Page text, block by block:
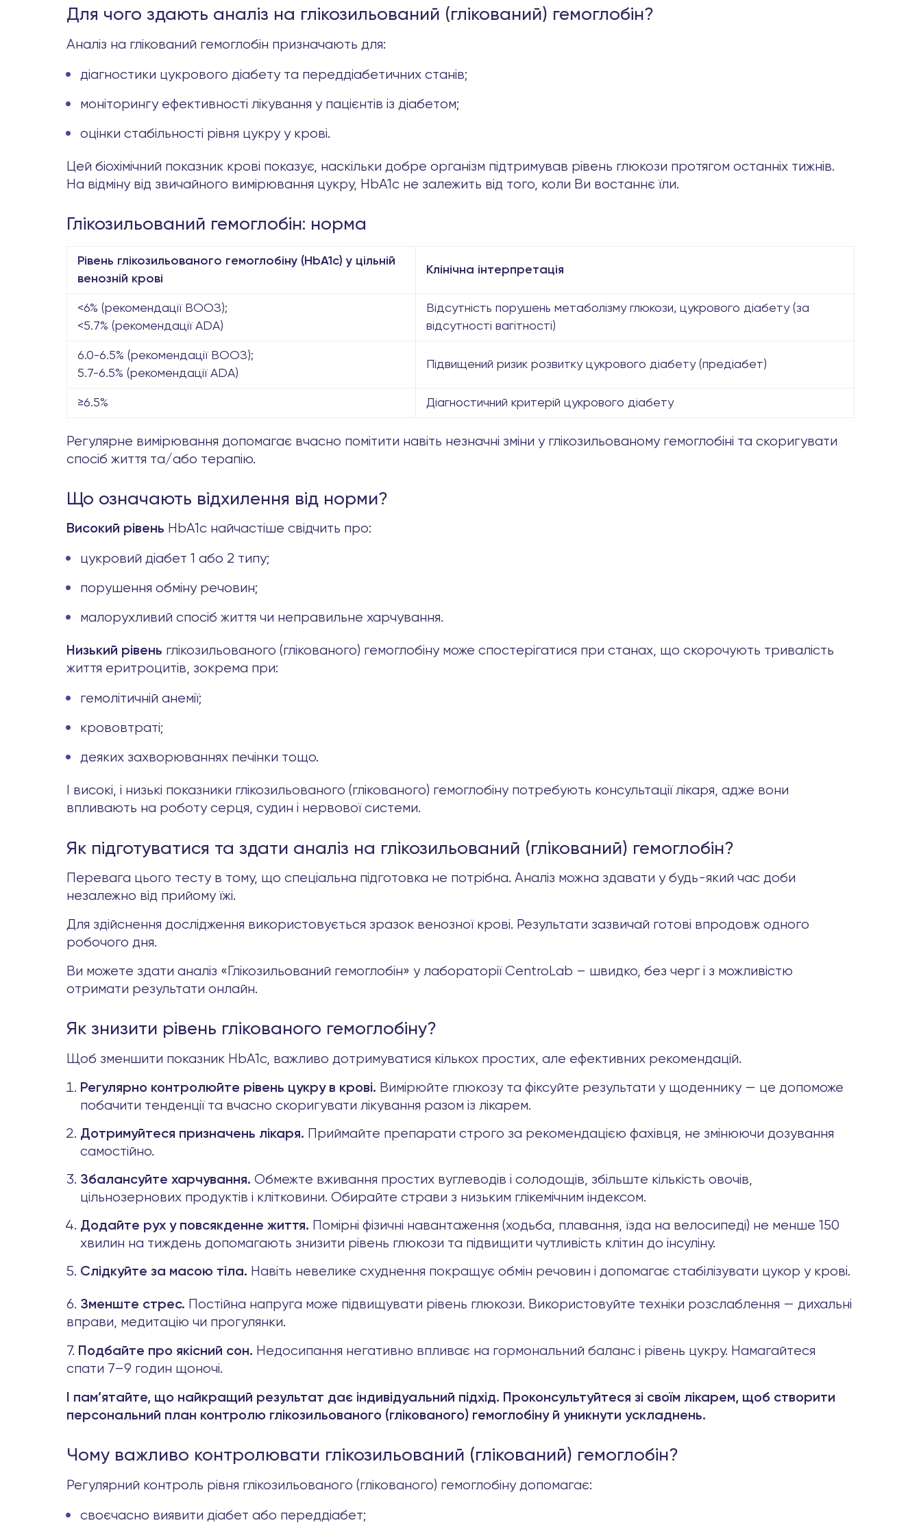
Для чого здають аналіз на глікозильований (глікований) гемоглобін?
Аналіз на глікований гемоглобін призначають для:
діагностики цукрового діабету та переддіабетичних станів;
моніторингу ефективності лікування у пацієнтів із діабетом;
оцінки стабільності рівня цукру у крові.
Цей біохімічний показник крові показує, наскільки добре організм підтримував рівень глюкози протягом останніх тижнів.
На відміну від звичайного вимірювання цукру, HbA1c не залежить від того, коли Ви востаннє їли.
Глікозильований гемоглобін: норма
Рівень глікозильованого гемоглобіну (HbA1c) у цільній
венозній крові
Клінічна інтерпретація
<6% (рекомендації ВООЗ);
<5.7% (рекомендації ADA)
Відсутність порушень метаболізму глюкози, цукрового діабету (за
відсутності вагітності)
6.0-6.5% (рекомендації ВООЗ);
5.7-6.5% (рекомендації ADA)
Підвищений ризик розвитку цукрового діабету (предіабет)
≥6.5% Діагностичний критерій цукрового діабету
Регулярне вимірювання допомагає вчасно помітити навіть незначні зміни у глікозильованому гемоглобіні та скоригувати
спосіб життя та/або терапію.
Що означають відхилення від норми?
Високий рівень HbA1c найчастіше свідчить про:
цукровий діабет 1 або 2 типу;
порушення обміну речовин;
малорухливий спосіб життя чи неправильне харчування.
Низький рівень глікозильованого (глікованого) гемоглобіну може спостерігатися при станах, що скорочують тривалість
життя еритроцитів, зокрема при:
гемолітичній анемії;
крововтраті;
деяких захворюваннях печінки тощо.
І високі, і низькі показники глікозильованого (глікованого) гемоглобіну потребують консультації лікаря, адже вони
впливають на роботу серця, судин і нервової системи.
Як підготуватися та здати аналіз на глікозильований (глікований) гемоглобін?
Перевага цього тесту в тому, що спеціальна підготовка не потрібна. Аналіз можна здавати у будь-який час доби
незалежно від прийому їжі.
Для здійснення дослідження використовується зразок венозної крові. Результати зазвичай готові впродовж одного
робочого дня.
Ви можете здати аналіз «Глікозильований гемоглобін» у лабораторії CentroLab – швидко, без черг і з можливістю
отримати результати онлайн.
Як знизити рівень глікованого гемоглобіну?
Щоб зменшити показник HbA1c, важливо дотримуватися кількох простих, але ефективних рекомендацій.
Регулярно контролюйте рівень цукру в крові. Вимірюйте глюкозу та фіксуйте результати у щоденнику — це допоможе
побачити тенденції та вчасно скоригувати лікування разом із лікарем.
Дотримуйтеся призначень лікаря. Приймайте препарати строго за рекомендацією фахівця, не змінюючи дозування
самостійно.
Збалансуйте харчування. Обмежте вживання простих вуглеводів і солодощів, збільште кількість овочів,
цільнозернових продуктів і клітковини. Обирайте страви з низьким глікемічним індексом.
Додайте рух у повсякденне життя. Помірні фізичні навантаження (ходьба, плавання, їзда на велосипеді) не менше 150
хвилин на тиждень допомагають знизити рівень глюкози та підвищити чутливість клітин до інсуліну.
Слідкуйте за масою тіла. Навіть невелике схуднення покращує обмін речовин і допомагає стабілізувати цукор у крові.
6. Зменште стрес. Постійна напруга може підвищувати рівень глюкози. Використовуйте техніки розслаблення — дихальні
вправи, медитацію чи прогулянки.
7. Подбайте про якісний сон. Недосипання негативно впливає на гормональний баланс і рівень цукру. Намагайтеся
спати 7–9 годин щоночі.
І пам’ятайте, що найкращий результат дає індивідуальний підхід. Проконсультуйтеся зі своїм лікарем, щоб створити
персональний план контролю глікозильованого (глікованого) гемоглобіну й уникнути ускладнень.
Чому важливо контролювати глікозильований (глікований) гемоглобін?
Регулярний контроль рівня глікозильованого (глікованого) гемоглобіну допомагає:
своєчасно виявити діабет або переддіабет;